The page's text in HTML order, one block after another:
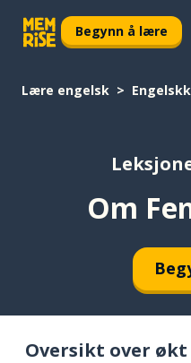
Begynn å lære
Lære engelsk
Om
Oversikt over økt